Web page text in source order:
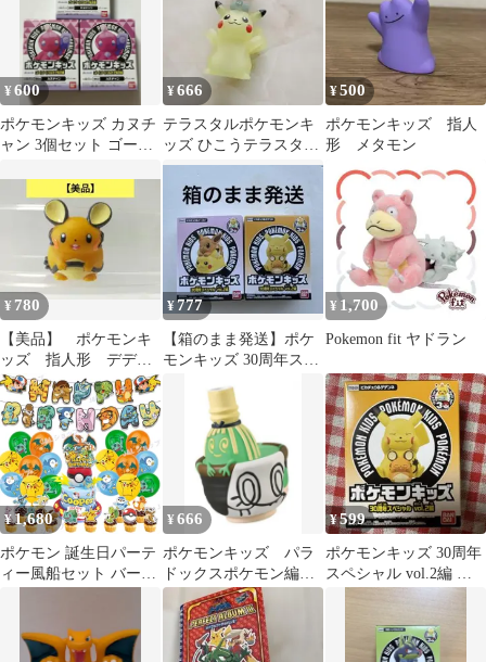
¥600
ポケモンキッズ カヌチ
ャン 3個セット ゴー！
¥666
テラスタルポケモンキ
ッズ ひこうテラスタル
ピカチュウ
¥500
ポケモンキッズ 指人
形 メタモン
¥ 780
【美品】 ポケモンキ
ッズ 指人形 デデン
ネ
¥777
【箱のまま発送】ポケ
モンキッズ 30周年スペ
¥ 1,700
Pokemon fit ヤドラン
¥1,680
ポケモン 誕生日パーテ
ィー風船セット バース
¥666
ポケモンキッズ パラ
ドックスポケモン編
８７９ ヤバソチャ
ボンサクのすがた
¥599
ポケモンキッズ 30周年
スペシャル vol.2編 ピ
カチュウ デデンネ